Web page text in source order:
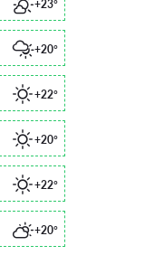
+23°
+20°
+22°
+20°
+22°
+20°